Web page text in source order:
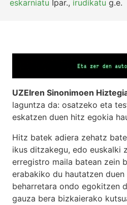
eskarniatu Ipar., irudikatu g.e.
UZEIren Sinonimoen
laguntza da: osatzeko eta
eskatzen duen hitz egokia
Hitz batek adiera zehatz
ikus ditzakegu, edo euskalki
erregistro maila batean zein
erabakiko du hautatzen
beharretara ondo egokitzen
gauza bera bizkaierako